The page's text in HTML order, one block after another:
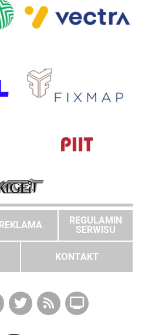
REKLAMA
REGULAMIN
SERWISU
KONTAKT